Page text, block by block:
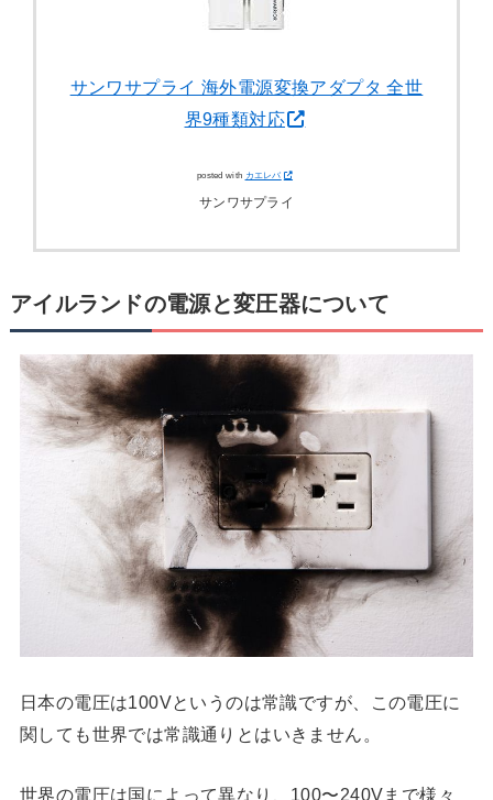
サンワサプライ 海外電源変換アダプタ 全世
界9種類対応
posted with カエレバ
サンワサプライ
アイルランドの電源と変圧器について
日本の電圧は100Vというのは常識ですが、この電圧に
関しても世界では常識通りとはいきません。
世界の電圧は国によって異なり、100〜240Vまで様々